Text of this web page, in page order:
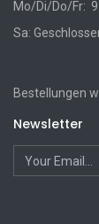
Mo/Di/Do/Fr:
Sa:
Bestellungen
Newsletter